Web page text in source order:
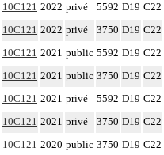
10C121 2022 privé 5592 D19 C22
10C121 2022 privé 3750 D19 C22
10C121 2021 public 5592 D19 C22
10C121 2021 public 3750 D19 C22
10C121 2021 privé 5592 D19 C22
10C121 2021 privé 3750 D19 C22
10C121 2020 public 3750 D19 C22